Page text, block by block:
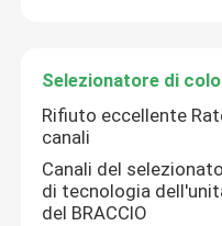
Selezionatore di
Rifiuto eccellente
canali
Canali del
di tecnologia
del BRACCIO